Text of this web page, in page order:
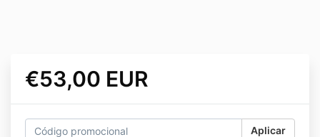
€53,00 EUR
Aplicar